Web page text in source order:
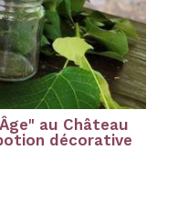
au Château
décorative